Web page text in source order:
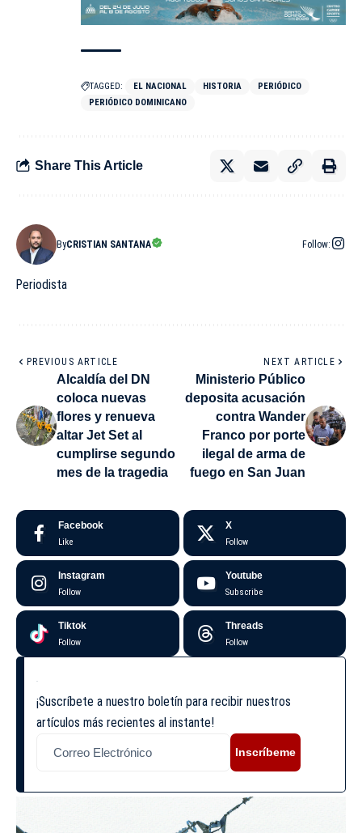
TAGGED: EL NACIONAL HISTORIA
PERIÓDICO
PERIÓDICO DOMINICANO
Share This Article
ByCRISTIAN SANTANA Follow:
Periodista
PREVIOUS ARTICLE
Alcaldía del DN
coloca nuevas
flores y renueva
altar Jet Set al
cumplirse segundo
mes de la tragedia
NEXT ARTICLE
Ministerio Público
deposita acusación
contra Wander
Franco por porte
ilegal de arma de
fuego en San Juan
Facebook
Like
X
Follow
Instagram
Follow
Youtube
Subscribe
Tiktok
Follow
Threads
Follow
¡Suscríbete a nuestro boletín para recibir nuestros
artículos más recientes al instante!
Inscríbeme